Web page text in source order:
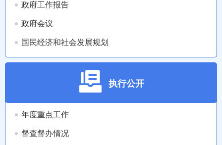
政府工作报告
政府会议
国民经济和社会发展规划
执行公开
年度重点工作
督查督办情况